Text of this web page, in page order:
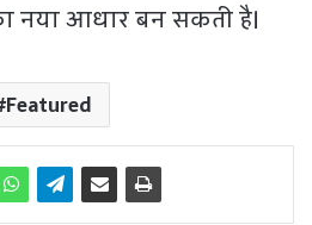
नया आधार बन सकती है।
Featured